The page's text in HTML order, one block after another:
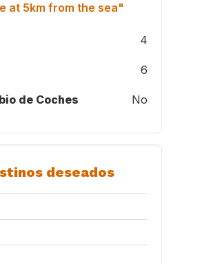
at 5km from the sea"
4
6
de Coches No
deseados